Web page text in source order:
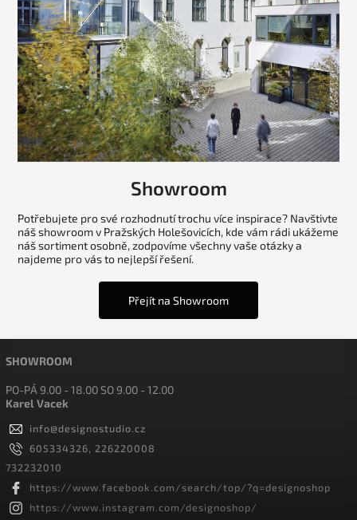
Showroom
Potřebujete pro své rozhodnutí trochu více inspirace? Navštivte
náš showroom v Pražských Holešovicích, kde vám rádi ukážeme
náš sortiment osobně, zodpovíme všechny vaše otázky a
najdeme pro vás to nejlepší řešení.
Přejít na Showroom
SHOWROOM
PO-PÁ 9.00 - 18.00 SO 9.00 - 12.00
Karel Vacek
info@designostudio.cz
605334326, 226220008
732232010
https://www.facebook.com/search/top/?q=designoshop
https://www.instagram.com/designoshop/